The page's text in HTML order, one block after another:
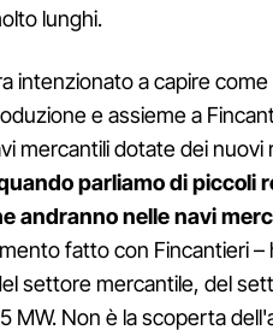
lunghi.
intenzionato a capire
e assieme a
mercantili dotate dei
parliamo di piccoli
andranno nelle navi
fatto con Fincantieri
settore mercantile, del
MW. Non è la scoperta